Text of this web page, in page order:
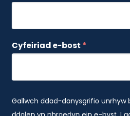
Cyfeiriad e-bost *
Gallwch ddad-danysgrifio unrhyw